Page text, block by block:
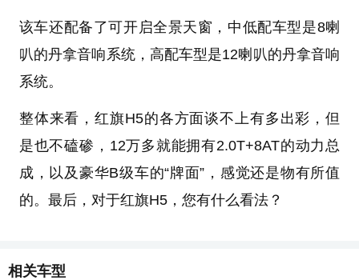
该车还配备了可开启全景天窗，中低配车型是8喇
叭的丹拿音响系统，高配车型是12喇叭的丹拿音响
系统。
整体来看，红旗H5的各方面谈不上有多出彩，但
是也不磕碜，12万多就能拥有2.0T+8AT的动力总
成，以及豪华B级车的“牌面”，感觉还是物有所值
的。最后，对于红旗H5，您有什么看法？
相关车型